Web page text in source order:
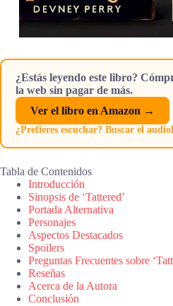
¿Estás leyendo este libro?
la web sin pagar de más.
Ver el libro en Amazon →
¿Prefieres escuchar? Buscar el
Tabla de Contenidos
Introducción
Sinopsis de ‘Tattered’
Portada Alternativa
Personajes
Aspectos Destacados
Spoilers
Preguntas Frecuentes sobre
Reseñas
Acerca de la Autora
Conclusión